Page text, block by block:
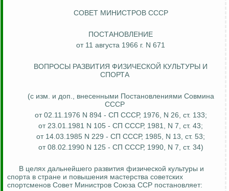
СОВЕТ МИНИСТРОВ СССР
ПОСТАНОВЛЕНИЕ
от 11 августа 1966 г. N 671
ВОПРОСЫ РАЗВИТИЯ ФИЗИЧЕСКОЙ КУЛЬТУРЫ И
СПОРТА
(с изм. и доп., внесенными Постановлениями Совмина
СССР
от 02.11.1976 N 894 - СП СССР, 1976, N 26, ст. 133;
от 23.01.1981 N 105 - СП СССР, 1981, N 7, ст. 43;
от 14.03.1985 N 229 - СП СССР, 1985, N 13, ст. 53;
от 08.02.1990 N 125 - СП СССР, 1990, N 7, ст. 34)
В целях дальнейшего развития физической культуры и
спорта в стране и повышения мастерства советских
спортсменов Совет Министров Союза ССР постановляет: